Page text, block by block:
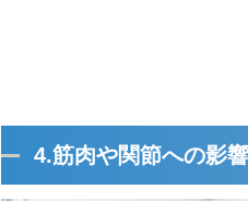
4.筋肉や関節への影